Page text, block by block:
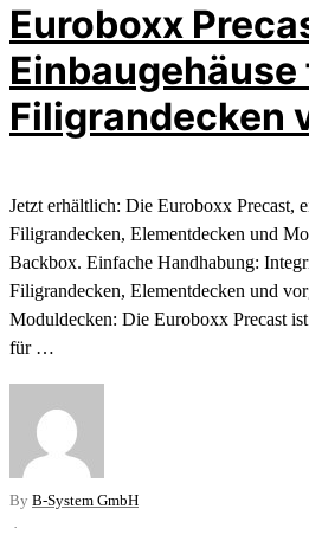
Euroboxx
Einbaugehäuse
Filigrandecken
Jetzt erhältlich: Die Euroboxx Precast,
Filigrandecken, Elementdecken und
Backbox. Einfache Handhabung:
Filigrandecken, Elementdecken und
Moduldecken: Die Euroboxx Precast
für …
By B-System GmbH
·